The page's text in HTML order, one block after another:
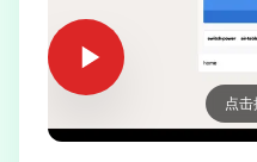
点